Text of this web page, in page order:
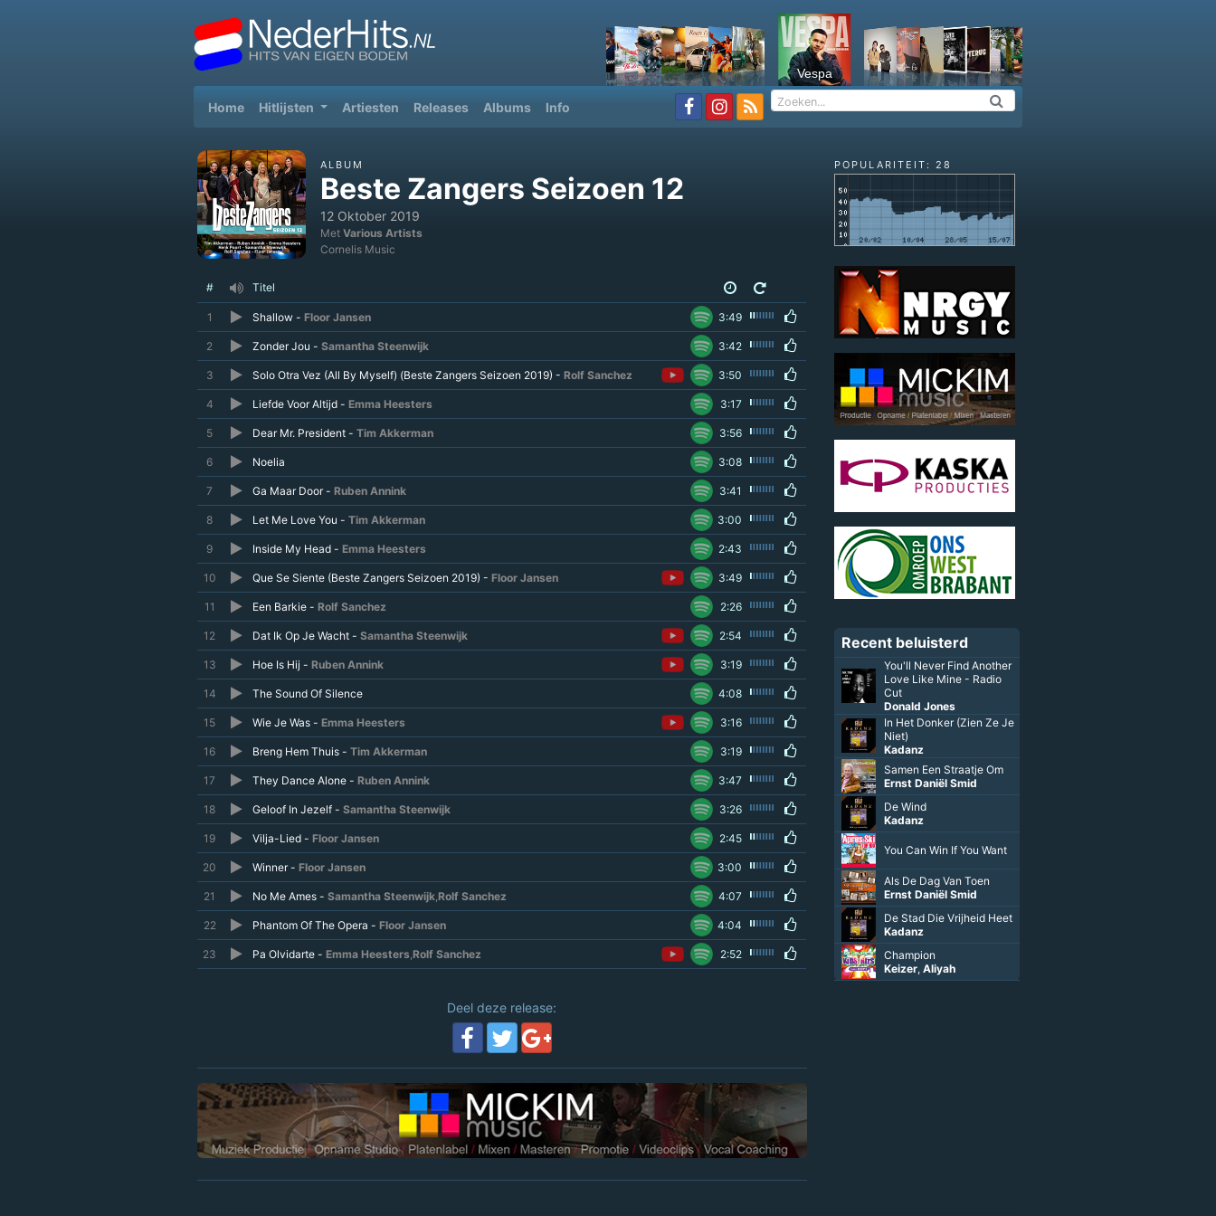
Vespa
Home(current)
Hitlijsten Artiesten Releases Albums Info
ALBUM
Beste Zangers Seizoen 12
12 Oktober 2019
Met Various Artists
Cornelis Music
# Titel
1 Shallow - Floor Jansen 3:49
2 Zonder Jou - Samantha Steenwijk 3:42
3 Solo Otra Vez (All By Myself) (Beste Zangers Seizoen 2019) - Rolf Sanchez 3:50
4 Liefde Voor Altijd - Emma Heesters 3:17
5 Dear Mr. President - Tim Akkerman 3:56
6 Noelia 3:08
7 Ga Maar Door - Ruben Annink 3:41
8 Let Me Love You - Tim Akkerman 3:00
9 Inside My Head - Emma Heesters 2:43
10 Que Se Siente (Beste Zangers Seizoen 2019) - Floor Jansen 3:49
11 Een Barkie - Rolf Sanchez 2:26
12 Dat Ik Op Je Wacht - Samantha Steenwijk 2:54
13 Hoe Is Hij - Ruben Annink 3:19
14 The Sound Of Silence 4:08
15 Wie Je Was - Emma Heesters 3:16
16 Breng Hem Thuis - Tim Akkerman 3:19
17 They Dance Alone - Ruben Annink 3:47
18 Geloof In Jezelf - Samantha Steenwijk 3:26
19 Vilja-Lied - Floor Jansen 2:45
20 Winner - Floor Jansen 3:00
21 No Me Ames - Samantha Steenwijk,Rolf Sanchez 4:07
22 Phantom Of The Opera - Floor Jansen 4:04
23 Pa Olvidarte - Emma Heesters,Rolf Sanchez 2:52
Deel deze release:
POPULARITEIT: 28
Recent beluisterd
You'll Never Find Another
Love Like Mine - Radio
Cut
Donald Jones
In Het Donker (Zien Ze Je
Niet)
Kadanz
Samen Een Straatje Om
Ernst Daniël Smid
De Wind
Kadanz
You Can Win If You Want
Als De Dag Van Toen
Ernst Daniël Smid
De Stad Die Vrijheid Heet
Kadanz
Champion
Keizer, Aliyah